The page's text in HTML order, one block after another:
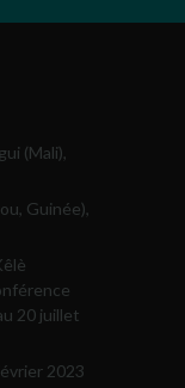
(Mali),
Guinée),
20 juillet
2023